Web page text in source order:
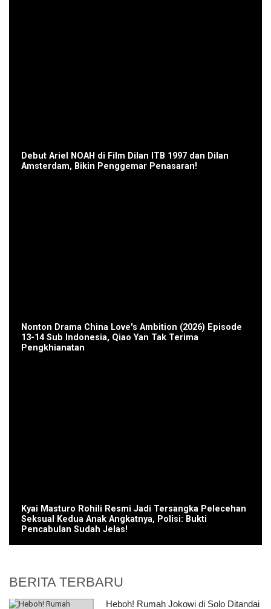
Debut Ariel NOAH di Film Dilan ITB 1997 dan Dilan
Amsterdam, Bikin Penggemar Penasaran!
Nonton Drama China Love's Ambition (2026) Episode
13-14 Sub Indonesia, Qiao Yan Tak Terima
Pengkhianatan
Kyai Masturo Rohili Resmi Jadi Tersangka Pelecehan
Seksual Kedua Anak Angkatnya, Polisi: Bukti
Pencabulan Sudah Jelas!
BERITA TERBARU
Heboh! Rumah Jokowi di Solo Ditandai